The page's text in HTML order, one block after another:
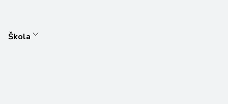
Škola